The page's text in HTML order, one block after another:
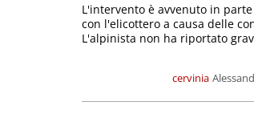
cervinia
L'intervento è avvenuto in
con l'elicottero a causa delle
L'alpinista non ha riportato